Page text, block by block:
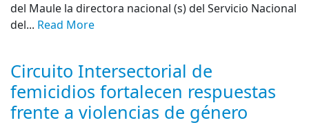
del Maule la directora nacional (s) del Servicio Nacional
del... Read More
Circuito Intersectorial de
femicidios fortalecen respuestas
frente a violencias de género